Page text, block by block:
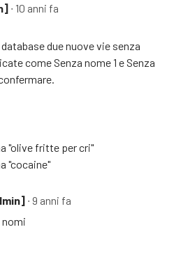
∙ 10 anni fa
due nuove vie senza
come Senza nome 1 e Senza
"olive fritte per cri"
"cocaine"
∙ 9 anni fa